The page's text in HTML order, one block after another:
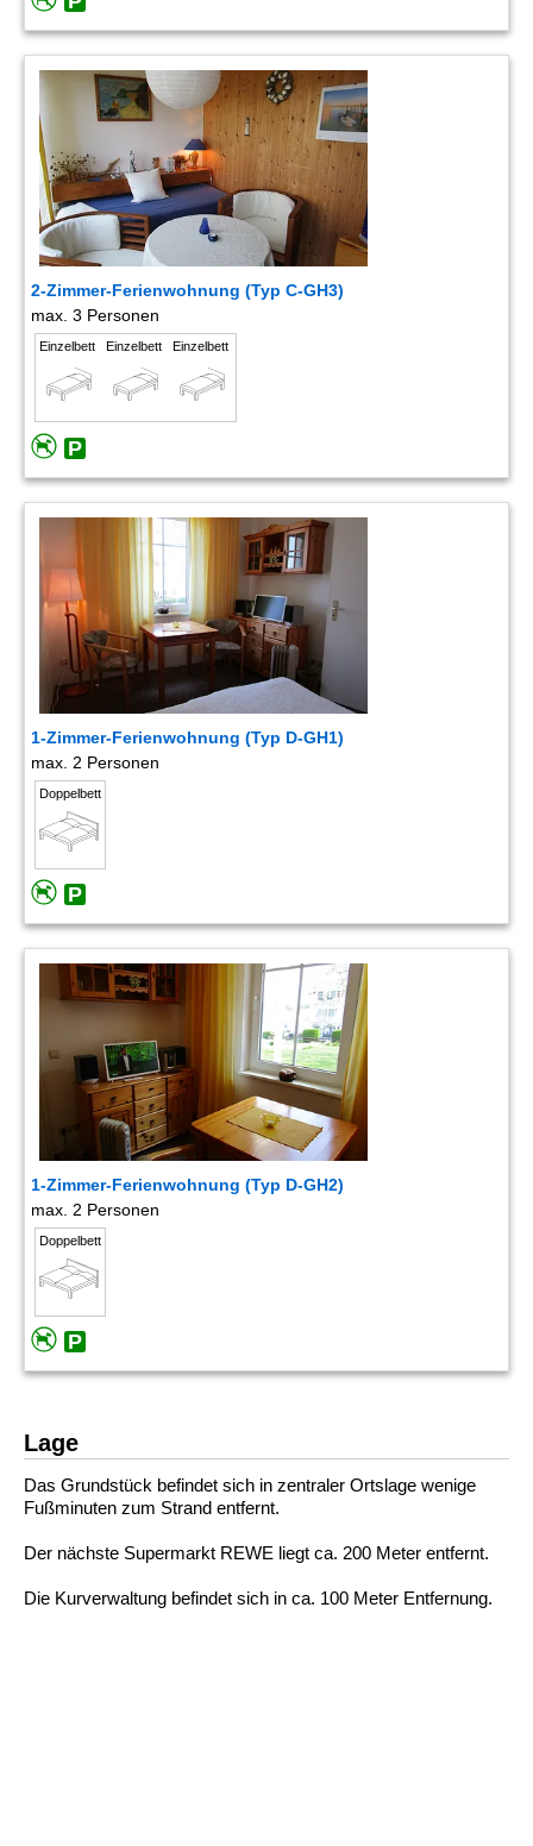
2-Zimmer-Ferienwohnung (Typ C-GH3)
max. 3 Personen
Einzelbett Einzelbett Einzelbett
1-Zimmer-Ferienwohnung (Typ D-GH1)
max. 2 Personen
Doppelbett
1-Zimmer-Ferienwohnung (Typ D-GH2)
max. 2 Personen
Doppelbett
Lage
Das Grundstück befindet sich in zentraler Ortslage wenige
Fußminuten zum Strand entfernt.
Der nächste Supermarkt REWE liegt ca. 200 Meter entfernt.
Die Kurverwaltung befindet sich in ca. 100 Meter Entfernung.